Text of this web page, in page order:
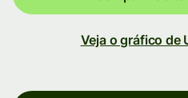
Veja o gráfico de